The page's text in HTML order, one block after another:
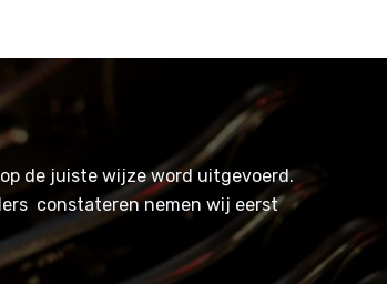
de juiste wijze word uitgevoerd.
constateren nemen wij eerst